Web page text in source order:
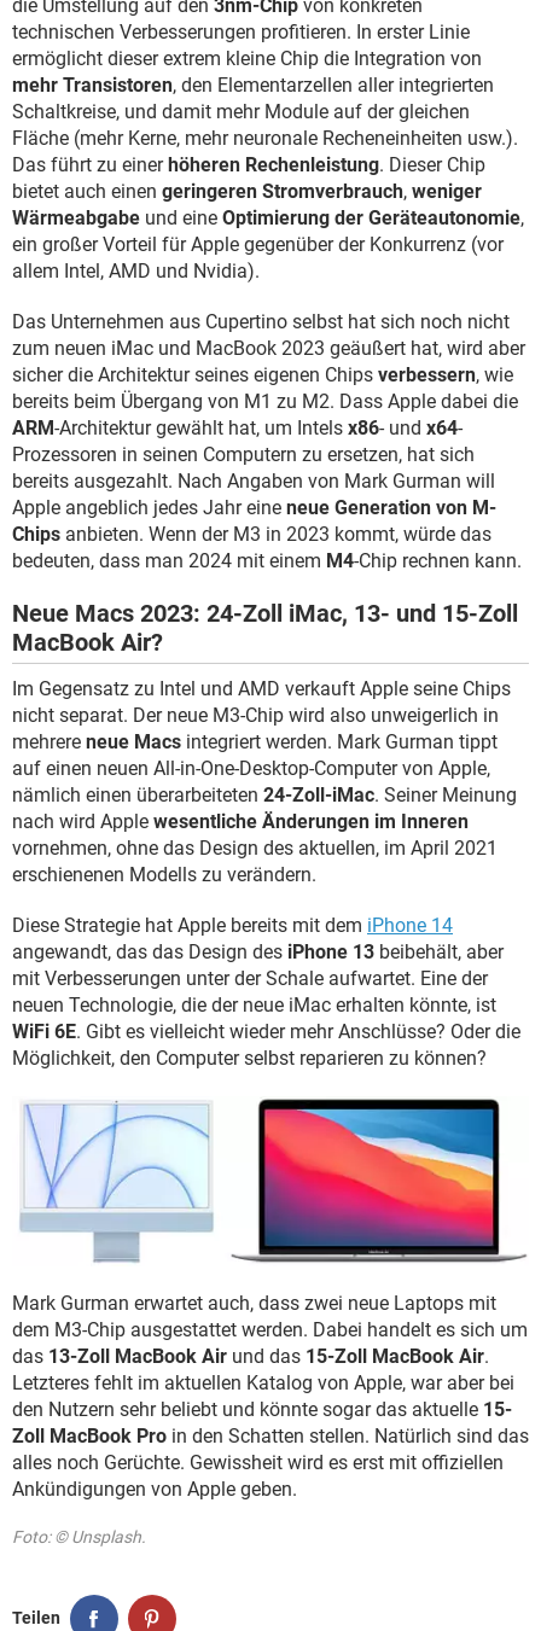
die Umstellung auf den 3nm-Chip von konkreten
technischen Verbesserungen profitieren. In erster Linie
ermöglicht dieser extrem kleine Chip die Integration von
mehr Transistoren, den Elementarzellen aller integrierten
Schaltkreise, und damit mehr Module auf der gleichen
Fläche (mehr Kerne, mehr neuronale Recheneinheiten usw.).
Das führt zu einerhöheren Rechenleistung. Dieser Chip
bietet auch einen geringeren Stromverbrauch, weniger
Wärmeabgabe und eine Optimierung der Geräteautonomie,
ein großer Vorteil für Apple gegenüber der Konkurrenz (vor
allem Intel, AMD und Nvidia).
Das Unternehmen aus Cupertino selbst hat sich noch nicht
zum neuen iMac und MacBook 2023 geäußert hat, wird aber
sicher die Architektur seines eigenen Chips verbessern, wie
bereits beim Übergang von M1 zu M2. Dass Apple dabei die
ARM-Architektur gewählt hat, um Intels x86- und x64-
Prozessoren in seinen Computern zu ersetzen, hat sich
bereits ausgezahlt. Nach Angaben von Mark Gurman will
Apple angeblich jedes Jahr eine neue Generation von M-
Chips anbieten. Wenn der M3 in 2023 kommt, würde das
bedeuten, dass man 2024 mit einem M4-Chip rechnen kann.
Neue Macs 2023: 24-Zoll iMac, 13- und 15-Zoll
MacBook Air?
Im Gegensatz zu Intel und AMD verkauft Apple seine Chips
nicht separat. Der neue M3-Chip wird also unweigerlich in
mehrere neue Macs integriert werden. Mark Gurman tippt
auf einen neuen All-in-One-Desktop-Computer von Apple,
nämlich einen überarbeiteten 24-Zoll-iMac. Seiner Meinung
nach wird Apple wesentliche Änderungen im Inneren
vornehmen, ohne das Design des aktuellen, im April 2021
erschienenen Modells zu verändern.
Diese Strategie hat Apple bereits mit dem iPhone 14
angewandt, das das Design des iPhone 13 beibehält, aber
mit Verbesserungen unter der Schale aufwartet. Eine der
neuen Technologie, die der neue iMac erhalten könnte, ist
WiFi 6E. Gibt es vielleicht wieder mehr Anschlüsse? Oder die
Möglichkeit, den Computer selbst reparieren zu können?
Mark Gurman erwartet auch, dass zwei neue Laptops mit
dem M3-Chip ausgestattet werden. Dabei handelt es sich um
das 13-Zoll MacBook Air und das 15-Zoll MacBook Air.
Letzteres fehlt im aktuellen Katalog von Apple, war aber bei
den Nutzern sehr beliebt und könnte sogar das aktuelle 15-
Zoll MacBook Pro in den Schatten stellen. Natürlich sind das
alles noch Gerüchte. Gewissheit wird es erst mit offiziellen
Ankündigungen von Apple geben.
Foto: © Unsplash.
Teilen